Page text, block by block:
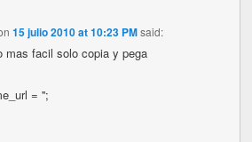
15 julio 2010 at 10:23 PM said:
mas facil solo copia y pega
= '';